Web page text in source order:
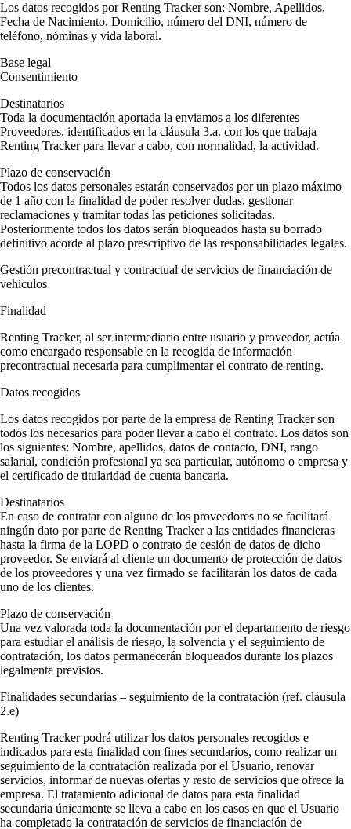
Los datos recogidos por Renting Tracker son: Nombre, Apellidos,
Fecha de Nacimiento, Domicilio, número del DNI, número de
teléfono, nóminas y vida laboral.
Base legal
Consentimiento
Destinatarios
Toda la documentación aportada la enviamos a los diferentes
Proveedores, identificados en la cláusula 3.a. con los que trabaja
Renting Tracker para llevar a cabo, con normalidad, la actividad.
Plazo de conservación
Todos los datos personales estarán conservados por un plazo máximo
de 1 año con la finalidad de poder resolver dudas, gestionar
reclamaciones y tramitar todas las peticiones solicitadas.
Posteriormente todos los datos serán bloqueados hasta su borrado
definitivo acorde al plazo prescriptivo de las responsabilidades legales.
Gestión precontractual y contractual de servicios de financiación de
vehículos
Finalidad
Renting Tracker, al ser intermediario entre usuario y proveedor, actúa
como encargado responsable en la recogida de información
precontractual necesaria para cumplimentar el contrato de renting.
Datos recogidos
Los datos recogidos por parte de la empresa de Renting Tracker son
todos los necesarios para poder llevar a cabo el contrato. Los datos son
los siguientes: Nombre, apellidos, datos de contacto, DNI, rango
salarial, condición profesional ya sea particular, autónomo o empresa y
el certificado de titularidad de cuenta bancaria.
Destinatarios
En caso de contratar con alguno de los proveedores no se facilitará
ningún dato por parte de Renting Tracker a las entidades financieras
hasta la firma de la LOPD o contrato de cesión de datos de dicho
proveedor. Se enviará al cliente un documento de protección de datos
de los proveedores y una vez firmado se facilitarán los datos de cada
uno de los clientes.
Plazo de conservación
Una vez valorada toda la documentación por el departamento de riesgo
para estudiar el análisis de riesgo, la solvencia y el seguimiento de
contratación, los datos permanecerán bloqueados durante los plazos
legalmente previstos.
Finalidades secundarias – seguimiento de la contratación (ref. cláusula
2.e)
Renting Tracker podrá utilizar los datos personales recogidos e
indicados para esta finalidad con fines secundarios, como realizar un
seguimiento de la contratación realizada por el Usuario, renovar
servicios, informar de nuevas ofertas y resto de servicios que ofrece la
empresa. El tratamiento adicional de datos para esta finalidad
secundaria únicamente se lleva a cabo en los casos en que el Usuario
ha completado la contratación de servicios de financiación de